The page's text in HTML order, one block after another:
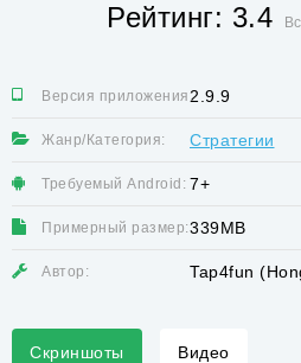
Рейтинг: 3.4
Версия приложения:2.9.9
Жанр/Категория: Стратегии
Требуемый Android: 7+
Примерный размер:339MB
Автор: Tap4fun
Скриншоты Видео